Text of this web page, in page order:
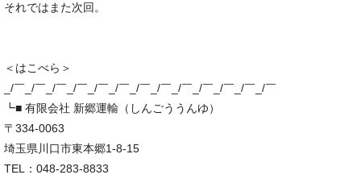
それではまた次回。
＜はこべら＞
_/￣_/￣_/￣_/￣_/￣_/￣_/￣_/￣_/￣_/￣_/￣_/￣_/￣
┗■ 有限会社 新郷運輸（しんごううんゆ）
〒334-0063
埼玉県川口市東本郷1-8-15
TEL：048-283-8833